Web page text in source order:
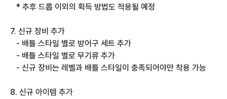
   * 추후 드롭 이외의 획득 방법도 적용될 예정
7. 신규 장비 추가
   - 배틀 스타일 별로 방어구 세트 추가
   - 배틀 스타일 별로 무기류 추가
   - 신규 장비는 레벨과 배틀 스타일이 충족되어야만 착용 가능
8. 신규 아이템 추가